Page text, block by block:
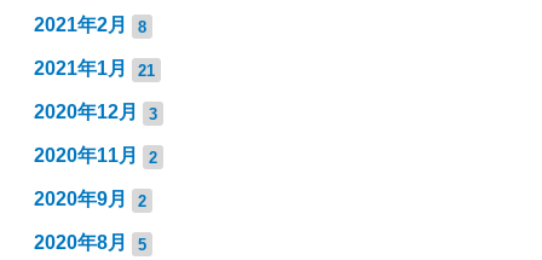
2021年2月 8
2021年1月 21
2020年12月 3
2020年11月 2
2020年9月 2
2020年8月 5